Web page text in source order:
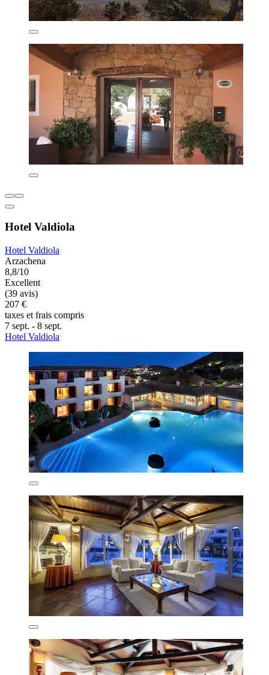
Hotel Valdiola
Hotel Valdiola
Arzachena
8,8/10
Excellent
(39 avis)
207 €
taxes et frais compris
7 sept. - 8 sept.
Hotel Valdiola